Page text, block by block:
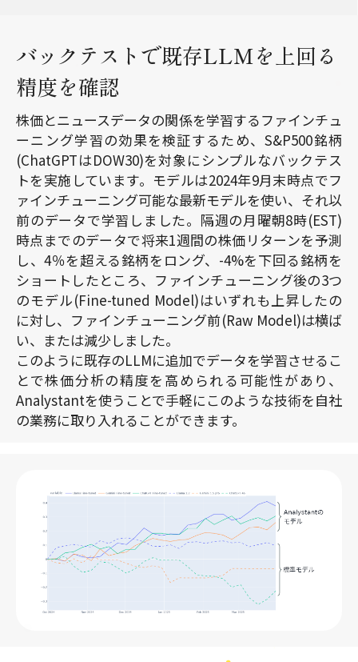
バックテストで既存LLMを上回る
精度を確認
株価とニュースデータの関係を学習するファインチュ
ーニング学習の効果を検証するため、S&P500銘柄
(ChatGPTはDOW30)を対象にシンプルなバックテス
トを実施しています。モデルは2024年9月末時点でフ
ァインチューニング可能な最新モデルを使い、それ以
前のデータで学習しました。隔週の月曜朝8時(EST)
時点までのデータで将来1週間の株価リターンを予測
し、4％を超える銘柄をロング、-4%を下回る銘柄を
ショートしたところ、ファインチューニング後の3つ
のモデル(Fine-tuned Model)はいずれも上昇したの
に対し、ファインチューニング前(Raw Model)は横ば
い、または減少しました。
このように既存のLLMに追加でデータを学習させるこ
とで株価分析の精度を高められる可能性があり、
Analystantを使うことで手軽にこのような技術を自社
の業務に取り入れることができます。